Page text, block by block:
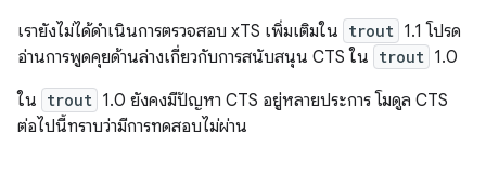
เรายังไม่ได้ดำเนินการตรวจสอบ xTS เพิ่มเติมใน trout 1.1 โปรด
อ่านการพูดคุยด้านล่างเกี่ยวกับการสนับสนุน CTS ใน trout 1.0
ใน trout 1.0 ยังคงมีปัญหา CTS อยู่หลายประการ โมดูล CTS
ต่อไปนี้ทราบว่ามีการทดสอบไม่ผ่าน